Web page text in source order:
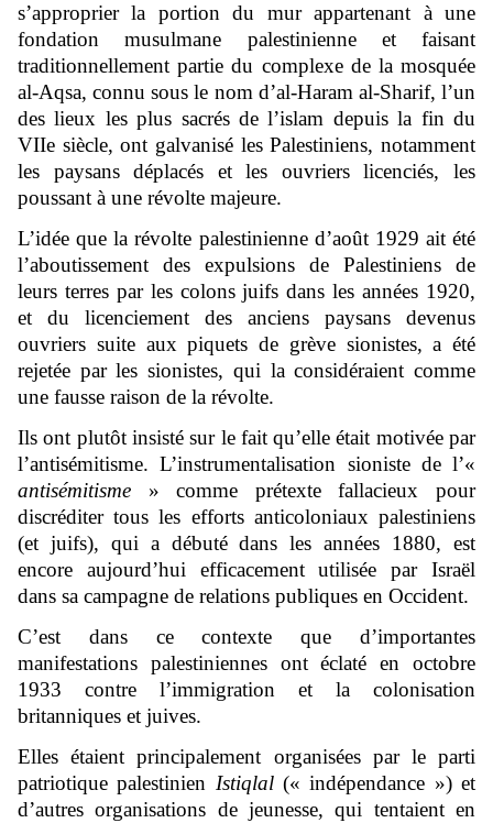
s’approprier la portion du mur appartenant à une
fondation musulmane palestinienne et faisant
traditionnellement partie du complexe de la mosquée
al-Aqsa, connu sous le nom d’al-Haram al-Sharif, l’un
des lieux les plus sacrés de l’islam depuis la fin du
VIIe siècle, ont galvanisé les Palestiniens, notamment
les paysans déplacés et les ouvriers licenciés, les
poussant à une révolte majeure.
L’idée que la révolte palestinienne d’août 1929 ait été
l’aboutissement des expulsions de Palestiniens de
leurs terres par les colons juifs dans les années 1920,
et du licenciement des anciens paysans devenus
ouvriers suite aux piquets de grève sionistes, a été
rejetée par les sionistes, qui la considéraient comme
une fausse raison de la révolte.
Ils ont plutôt insisté sur le fait qu’elle était motivée par
l’antisémitisme. L’instrumentalisation sioniste de l’«
antisémitisme » comme prétexte fallacieux pour
discréditer tous les efforts anticoloniaux palestiniens
(et juifs), qui a débuté dans les années 1880, est
encore aujourd’hui efficacement utilisée par Israël
dans sa campagne de relations publiques en Occident.
C’est dans ce contexte que d’importantes
manifestations palestiniennes ont éclaté en octobre
1933 contre l’immigration et la colonisation
britanniques et juives.
Elles étaient principalement organisées par le parti
patriotique palestinien Istiqlal(« indépendance ») et
d’autres organisations de jeunesse, qui tentaient en